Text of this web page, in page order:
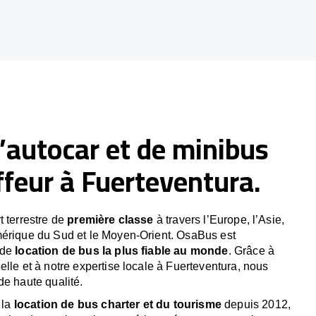
et de minibus
à Fuerteventura.
terrestre de première classe à travers l’Europe, l’Asie,
du Sud et le Moyen-Orient. OsaBus est
location de bus la plus fiable au monde. Grâce à
et à notre expertise locale à Fuerteventura, nous
haute qualité.
location de bus charter et du tourismedepuis 2012,